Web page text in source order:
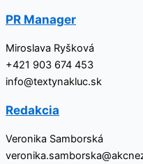
PR Manager
Miroslava Ryšková
+421 903 674 453
info@textynakluc.sk
Redakcia
Veronika Samborská